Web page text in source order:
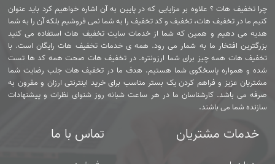
چرا تخفیف هات ؟ علاوه بر مزایایی که در پایین به آن اشاره خواهیم کرد باید عنوان
کنیم ما در تخفیف هات، تخفیف و کد تخفیف را به شما نمی فروشیم بلکه آن را به شما
هدیه می دهیم و همین که شما از خدمات سایت تخفیف هات استفاده می کنید
بزرگترین افتخار ما به شمار می رود. همه ی خدمات تخفیف هات رایگان است. با
تخفیف هات همه چیز برای شما ارزونتره. در تخفیف هات صحت همه کد ها تست
شده و همواره پاسخگوی شما هستیم. هدف ما در تخفیف هات جلب رضایت شما
مشتریان عزیز و فراهم کردن یک بستر مناسب برای خرید اینترنتی ارزان و مقرون به
صرفه می باشد. کارشناسان ما در هر ساعت شبانه روز شنوای نظرات و پیشنهادات
سازنده شما می باشند.
خدمات مشتریان تماس با ما